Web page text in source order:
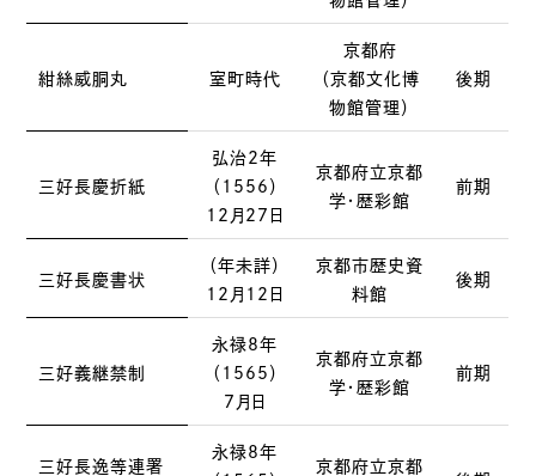
紺絲威胴丸 室町時代
京都府
（京都文化博
物館管理）
後期
三好長慶折紙
弘治2年
（1556）
12月27日
京都府立京都
学・歴彩館
前期
三好長慶書状
（年未詳）
12月12日
京都市歴史資
料館
後期
三好義継禁制
永禄8年
（1565）
7月日
京都府立京都
学・歴彩館
前期
三好長逸等連署
永禄8年
京都府立京都